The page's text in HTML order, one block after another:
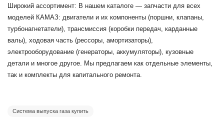
Широкий ассортимент: В нашем каталоге — запчасти для всех
моделей КАМАЗ: двигатели и их компоненты (поршни, клапаны,
турбонагнетатели), трансмиссия (коробки передач, карданные
валы), ходовая часть (рессоры, амортизаторы),
электрооборудование (генераторы, аккумуляторы), кузовные
детали и многое другое. Мы предлагаем как отдельные элементы,
так и комплекты для капитального ремонта.
Система выпуска газа купить